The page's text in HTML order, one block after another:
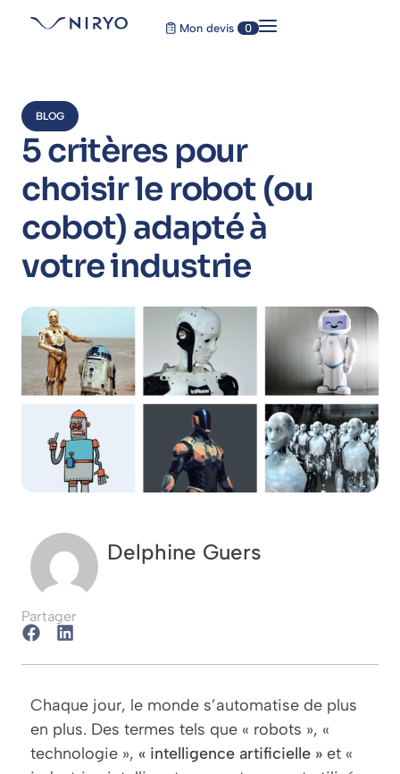
Mon devis 0
BLOG
5 critères pour
choisir le robot (ou
cobot) adapté à
votre industrie
Delphine Guers
Partager
Chaque jour, le monde s’automatise de plus
en plus. Des termes tels que « robots », «
technologie », « intelligence artificielle » et «